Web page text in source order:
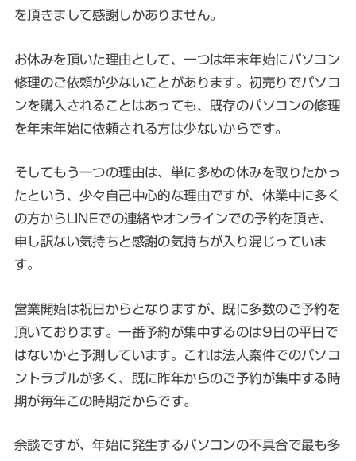
を頂きまして感謝しかありません。
お休みを頂いた理由として、一つは年末年始にパソコン
修理のご依頼が少ないことがあります。初売りでパソコ
ンを購入されることはあっても、既存のパソコンの修理
を年末年始に依頼される方は少ないからです。
そしてもう一つの理由は、単に多めの休みを取りたかっ
たという、少々自己中心的な理由ですが、休業中に多く
の方からLINEでの連絡やオンラインでの予約を頂き、
申し訳ない気持ちと感謝の気持ちが入り混じっていま
す。
営業開始は祝日からとなりますが、既に多数のご予約を
頂いております。一番予約が集中するのは9日の平日で
はないかと予測しています。これは法人案件でのパソコ
ントラブルが多く、既に昨年からのご予約が集中する時
期が毎年この時期だからです。
余談ですが、年始に発生するパソコンの不具合で最も多